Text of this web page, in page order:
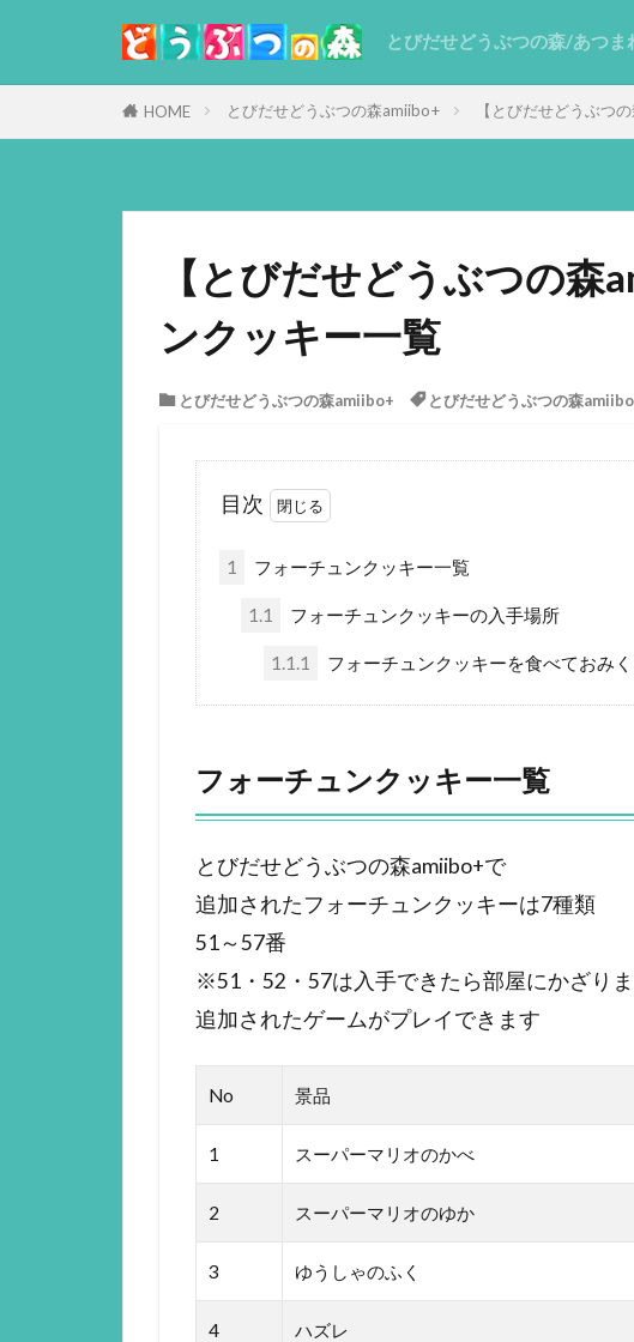
とびだせどうぶつの森/あつま
HOME とびだせどうぶつの森amiibo+ 【とびだせどうぶつ
【とびだせどうぶつの森
ンクッキー一覧
とびだせどうぶつの森amiibo+ とびだせどうぶつの森
目次
1 フォーチュンクッキー一覧
1.1 フォーチュンクッキーの入手場所
1.1.1 フォーチュンクッキーを食べておみ
フォーチュンクッキー一覧
とびだせどうぶつの森amiibo+で
追加されたフォーチュンクッキーは7種類
51～57番
※51・52・57は入手できたら部屋にかざり
追加されたゲームがプレイできます
No 景品
1 スーパーマリオのかべ
2 スーパーマリオのゆか
3 ゆうしゃのふく
4 ハズレ